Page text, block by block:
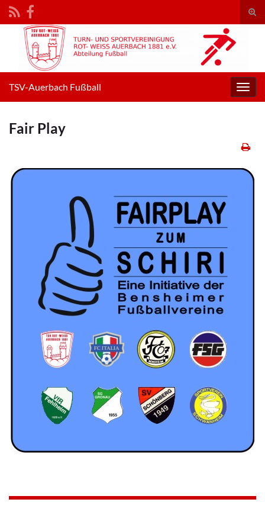
Search for:
TSV-Auerbach Fußball
Fair Play